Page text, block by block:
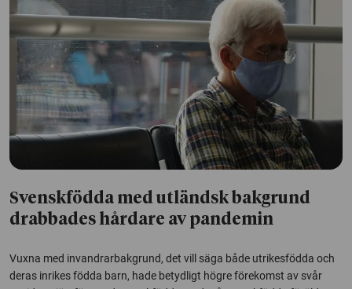
Svenskfödda med utländsk bakgrund
drabbades hårdare av pandemin
Vuxna med invandrarbakgrund, det vill säga både utrikesfödda och
deras inrikes födda barn, hade betydligt högre förekomst av svår